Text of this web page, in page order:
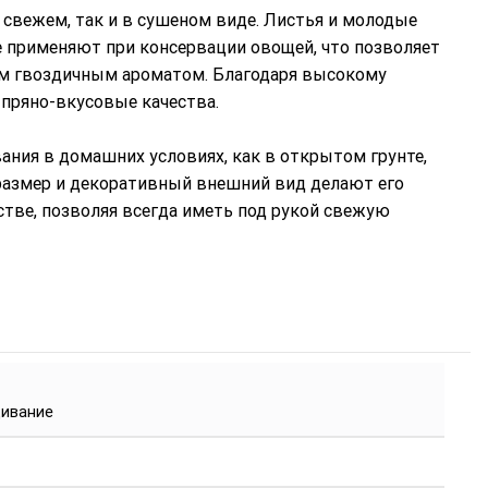
так и в сушеном виде. Листья и молодые
при консервации овощей, что позволяет
гвоздичным ароматом. Благодаря высокому
вкусовые качества.
в домашних условиях, как в открытом грунте,
и декоративный внешний вид делают его
позволяя всегда иметь под рукой свежую